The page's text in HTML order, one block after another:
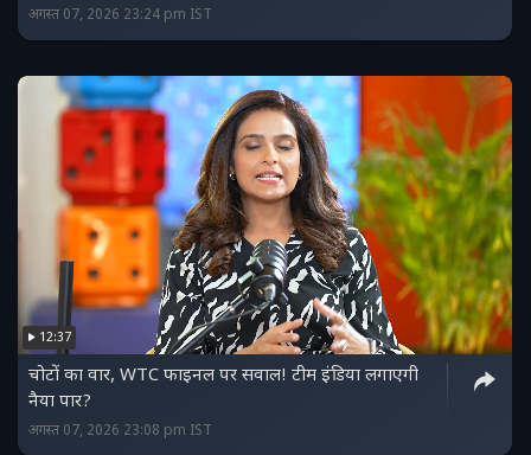
अगस्त 07, 2026 23:24 pm IST
12:37
चोटों का वार, WTC फाइनल पर सवाल! टीम इंडिया लगाएगी
नैया पार?
अगस्त 07, 2026 23:08 pm IST